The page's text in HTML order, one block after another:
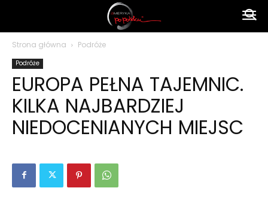
polsku
Strona główna Podróże
Podróże
EUROPA PEŁNA TAJEMNIC.
KILKA NAJBARDZIEJ
NIEDOCENIANYCH MIEJSC